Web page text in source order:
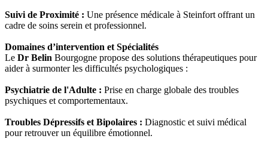
Suivi de Proximité : Une présence médicale à Steinfort offrant un
cadre de soins serein et professionnel.
Domaines d’intervention et Spécialités
Le Dr Belin Bourgogne propose des solutions thérapeutiques pour
aider à surmonter les difficultés psychologiques :
Psychiatrie de l'Adulte : Prise en charge globale des troubles
psychiques et comportementaux.
Troubles Dépressifs et Bipolaires : Diagnostic et suivi médical
pour retrouver un équilibre émotionnel.